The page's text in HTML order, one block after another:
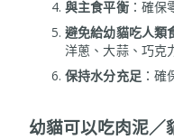
與主食平衡：確保
避免給幼貓吃人類
洋蔥、大蒜、巧克
保持水分充足 ：
幼貓可以吃肉泥／